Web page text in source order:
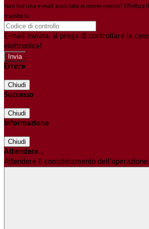
Non hai una e-mail associata al nome utente? Effettua
tramite la
E-mail inviata, si prega di controllare la
elettronica!
Errore
Chiudi
Successo
Chiudi
Informazione
Chiudi
Attendere...
Attendere il completamento